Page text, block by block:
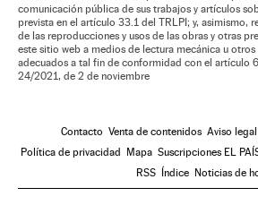
comunicación pública de sus trabajos y artículos
prevista en el artículo 33.1 del TRLPI; y, asimismo,
de las reproducciones y usos de las obras y otras
este sitio web a medios de lectura mecánica u
adecuados a tal fin de conformidad con el artículo
24/2021, de 2 de noviembre
Contacto Venta de contenidos Aviso legal
Política de privacidad
Mapa Suscripciones EL
RSS
Índice Noticias de